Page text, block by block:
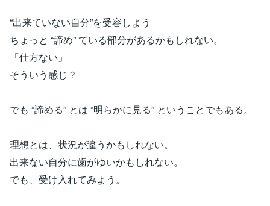
“出来ていない自分”を受容しよう
ちょっと “諦め” ている部分があるかもしれない。
「仕方ない」
そういう感じ？
でも “諦める” とは “明らかに見る” ということでもある。
理想とは、状況が違うかもしれない。
出来ない自分に歯がゆいかもしれない。
でも、受け入れてみよう。